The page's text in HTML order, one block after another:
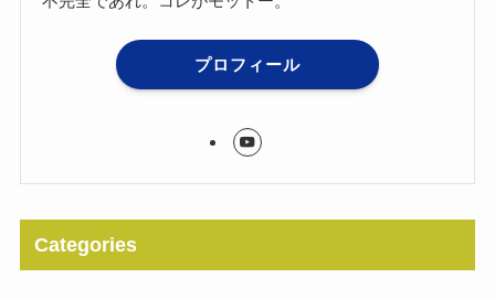
プロフィール
Categories